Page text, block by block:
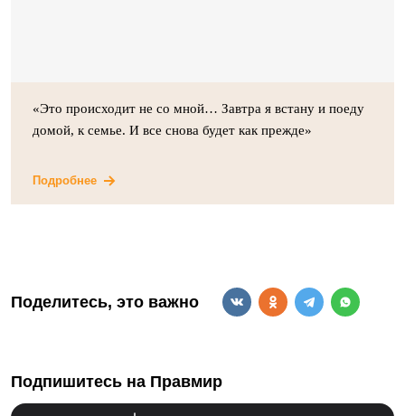
«Это происходит не со мной… Завтра я встану и поеду
домой, к семье. И все снова будет как прежде»
Подробнее
Поделитесь, это важно
Подпишитесь на Правмир